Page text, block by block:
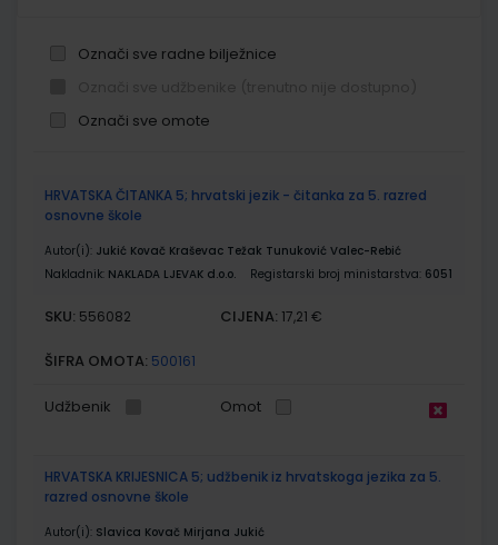
Označi sve radne bilježnice
Označi sve omote
proizvodi
HRVATSKA ČITANKA 5; hrvatski jezik - čitanka za 5. razred
osnovne škole
Autor(i): Jukić Kovač Kraševac Težak Tunuković Valec-Rebić
Nakladnik: NAKLADA LJEVAK d.o.o. Registarski broj ministarstva: 6051
SKU: 556082 CIJENA: 17,21 €
ŠIFRA OMOTA: 500161
Udžbenik Omot
HRVATSKA KRIJESNICA 5; udžbenik iz hrvatskoga jezika za 5.
razred osnovne škole
Autor(i): Slavica Kovač Mirjana Jukić